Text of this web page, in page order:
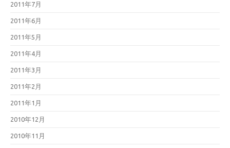
2011年7月
2011年6月
2011年5月
2011年4月
2011年3月
2011年2月
2011年1月
2010年12月
2010年11月